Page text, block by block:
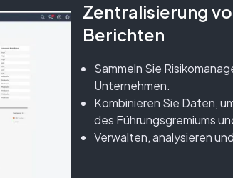
Zentralisierung
Berichten
Sammeln Sie
Unternehmen.
Kombinieren Sie Daten,
des Führungsgremiums
Verwalten, analysieren